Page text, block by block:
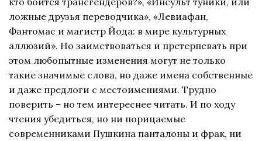
ложные друзья переводчика», «Левиафан,
Фантомас и магистр Йода: в мире культурных
аллюзий». Но заимствоваться и претерпевать при
этом любопытные изменения могут не только
такие значимые слова, но даже имена собственные
и даже предлоги с местоимениями. Трудно
поверить – но тем интереснее читать. И по ходу
чтения убедиться, но ни порицаемые
современниками Пушкина панталоны и фрак, ни